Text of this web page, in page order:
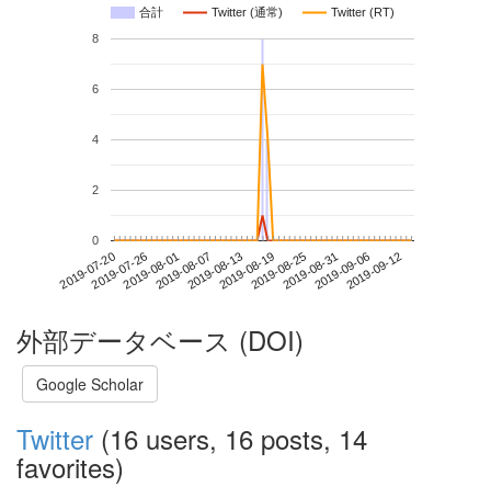
合計 Twitter (通常) Twitter (RT)
2019-07-202019-07-262019-08-012019-08-072019-08-132019-08-192019-08-252019-08-312019-09-062019-09-12
0
2
4
6
8
外部データベース (DOI)
Google Scholar
Twitter (16 users, 16 posts, 14
favorites)